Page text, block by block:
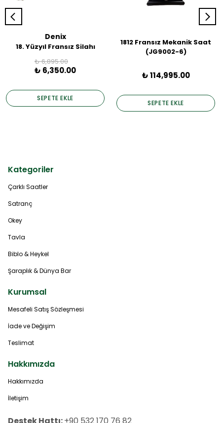
Denix
18. Yüzyıl Fransız Silahı
₺ 6,895.00
₺ 6,350.00
SEPETE EKLE
1812 Fransız Mekanik Saat
(JG9002-6)
₺ 114,995.00
SEPETE EKLE
Kategoriler
Çarklı Saatler
Satranç
Okey
Tavla
Biblo & Heykel
Şaraplık & Dünya Bar
Kurumsal
Mesafeli Satış Sözleşmesi
İade ve Değişim
Teslimat
Hakkımızda
Hakkımızda
İletişim